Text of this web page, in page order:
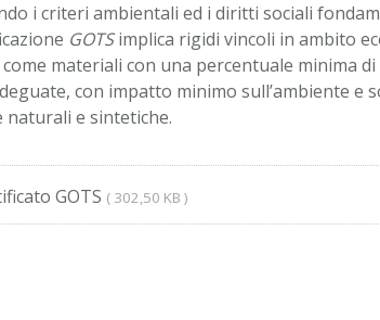
i criteri ambientali ed i diritti sociali
GOTSimplica rigidi vincoli in ambito
materiali con una percentuale minima
con impatto minimo sull’ambiente
naturali e sintetiche.
GOTS ( 302,50 KB )